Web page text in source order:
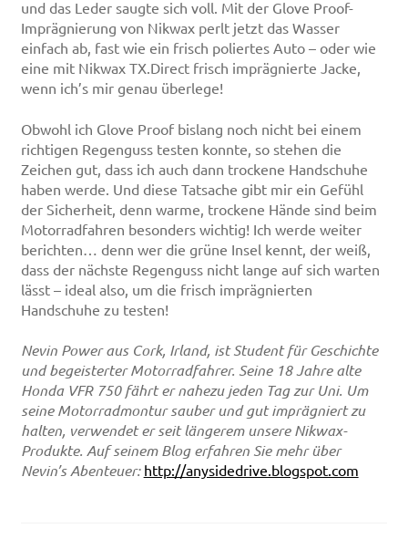
und das Leder saugte sich voll. Mit der Glove Proof-
Imprägnierung von Nikwax perlt jetzt das Wasser
einfach ab, fast wie ein frisch poliertes Auto – oder wie
eine mit Nikwax TX.Direct frisch imprägnierte Jacke,
wenn ich’s mir genau überlege!
Obwohl ich Glove Proof bislang noch nicht bei einem
richtigen Regenguss testen konnte, so stehen die
Zeichen gut, dass ich auch dann trockene Handschuhe
haben werde. Und diese Tatsache gibt mir ein Gefühl
der Sicherheit, denn warme, trockene Hände sind beim
Motorradfahren besonders wichtig! Ich werde weiter
berichten… denn wer die grüne Insel kennt, der weiß,
dass der nächste Regenguss nicht lange auf sich warten
lässt – ideal also, um die frisch imprägnierten
Handschuhe zu testen!
Nevin Power aus Cork, Irland, ist Student für Geschichte
und begeisterter Motorradfahrer. Seine 18 Jahre alte
Honda VFR 750 fährt er nahezu jeden Tag zur Uni. Um
seine Motorradmontur sauber und gut imprägniert zu
halten, verwendet er seit längerem unsere Nikwax-
Produkte. Auf seinem Blog erfahren Sie mehr über
Nevin’s Abenteuer: http://anysidedrive.blogspot.com